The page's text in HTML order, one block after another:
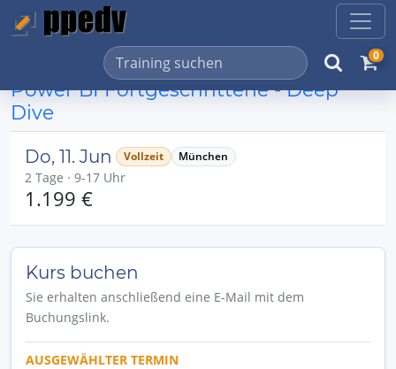
0
Power BI Fortgeschrittene - Deep
Dive
Do, 11. Jun Vollzeit München
2 Tage · 9-17 Uhr
1.199 €
Kurs buchen
Sie erhalten anschließend eine E-Mail mit dem
Buchungslink.
AUSGEWÄHLTER TERMIN